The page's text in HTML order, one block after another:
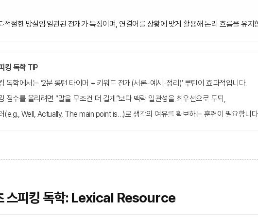
적절한 망설임·일관된 전개가 특징이며, 연결어를 상황에 맞게 활용해 논리 흐름을 유지
킹 독학 TIP
독학에서는 ‘2분 롱턴 타이머 + 키워드 전개(서론-예시-정리)’ 루틴이 효과적입니다.
점수를 올리려면 “말을 무조건 더 길게”보다 맥락 일관성을 최우선으로 두되,
(e.g., Well, Actually, The main point is…)로 생각의 여유를 확보하는 훈련이 필요합니
스피킹 독학: Lexical Resource